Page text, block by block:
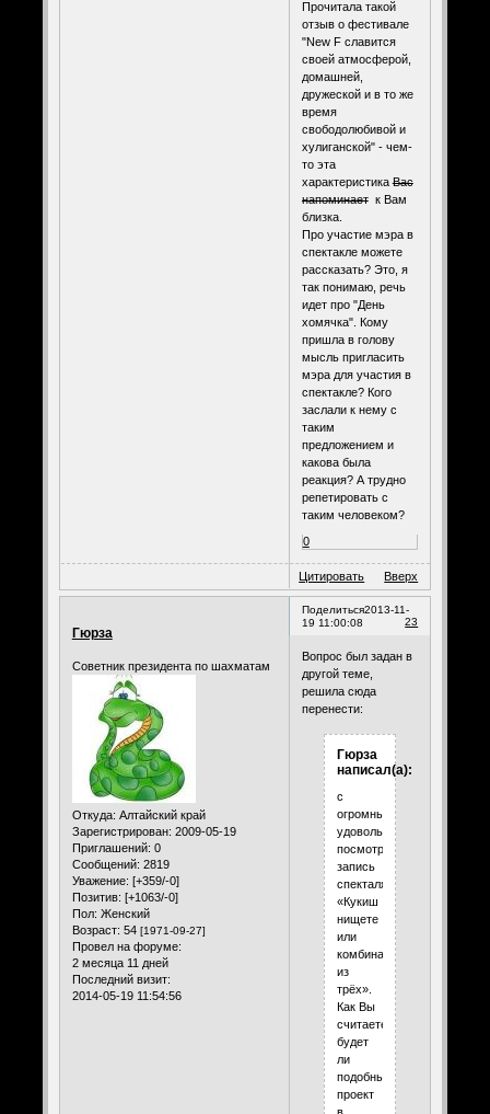
Прочитала такой
отзыв о фестивале
"New F славится
своей атмосферой,
домашней,
дружеской и в то же
время
свободолюбивой и
хулиганской" - чем-
то эта
характеристикаВас
напоминаетк Вам
близка.
Про участие мэра в
спектакле можете
рассказать? Это, я
так понимаю, речь
идет про "День
хомячка". Кому
пришла в голову
мысль пригласить
мэра для участия в
спектакле? Кого
заслали к нему с
таким
предложением и
какова была
реакция? А трудно
репетировать с
таким человеком?
0
Цитировать Вверх
Поделиться
23
2013-11-
19 11:00:08
Гюрза
Советник президента по шахматам
Откуда: Алтайский край
Зарегистрирован: 2009-05-19
Приглашений: 0
Сообщений: 2819
Уважение: [+359/-0]
Позитив: [+1063/-0]
Пол: Женский
Возраст: 54 [1971-09-27]
Провел на форуме:
2 месяца 11 дней
Последний визит:
2014-05-19 11:54:56
Вопрос был задан в
другой теме,
решила сюда
перенести:
Гюрза
написал(а):
с
огромным
удовольствием
посмотрела
запись
спекталя
«Кукиш
нищете
или
комбинация
из
трёх».
Как Вы
считаете,
будет
ли
подобный
проект